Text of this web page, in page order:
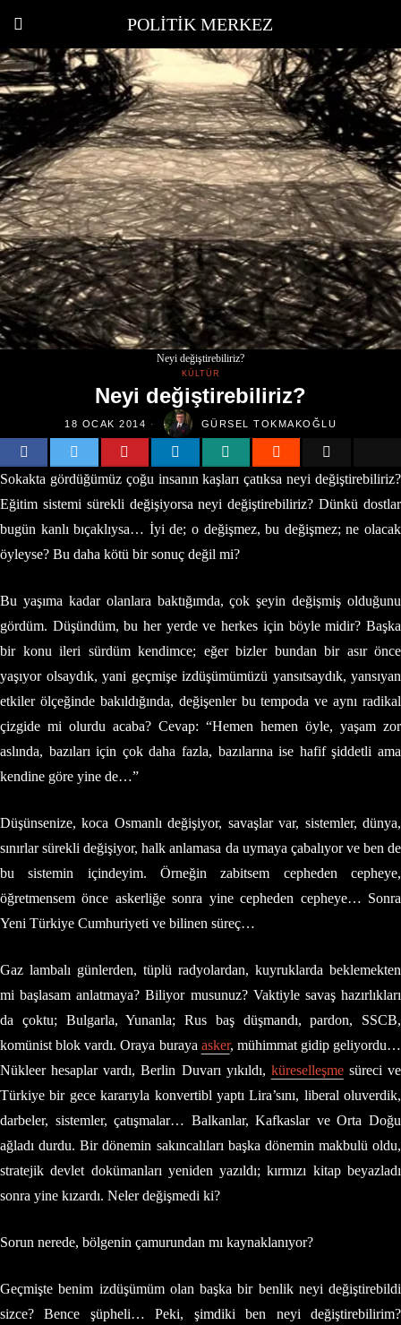
POLITIK MERKEZ
Neyi değiştirebiliriz?
KÜLTÜR
Neyi değiştirebiliriz?
18 OCAK 2014 GÜRSEL TOKMAKOĞLU
Sokakta gördüğümüz çoğu insanın kaşları çatıksa neyi değiştirebiliriz?
Eğitim sistemi sürekli değişiyorsa neyi değiştirebiliriz? Dünkü dostlar
bugün kanlı bıçaklıysa… İyi de; o değişmez, bu değişmez; ne olacak
öyleyse? Bu daha kötü bir sonuç değil mi?
Bu yaşıma kadar olanlara baktığımda, çok şeyin değişmiş olduğunu
gördüm. Düşündüm, bu her yerde ve herkes için böyle midir? Başka
bir konu ileri sürdüm kendimce; eğer bizler bundan bir asır önce
yaşıyor olsaydık, yani geçmişe izdüşümümüzü yansıtsaydık, yansıyan
etkiler ölçeğinde bakıldığında, değişenler bu tempoda ve aynı radikal
çizgide mi olurdu acaba? Cevap: “Hemen hemen öyle, yaşam zor
aslında, bazıları için çok daha fazla, bazılarına ise hafif şiddetli ama
kendine göre yine de…”
Düşünsenize, koca Osmanlı değişiyor, savaşlar var, sistemler, dünya,
sınırlar sürekli değişiyor, halk anlamasa da uymaya çabalıyor ve ben de
bu sistemin içindeyim. Örneğin zabitsem cepheden cepheye,
öğretmensem önce askerliğe sonra yine cepheden cepheye… Sonra
Yeni Türkiye Cumhuriyeti ve bilinen süreç…
Gaz lambalı günlerden, tüplü radyolardan, kuyruklarda beklemekten
mi başlasam anlatmaya? Biliyor musunuz? Vaktiyle savaş hazırlıkları
da çoktu; Bulgarla, Yunanla; Rus baş düşmandı, pardon, SSCB,
komünist blok vardı. Oraya buraya asker, mühimmat gidip geliyordu…
Nükleer hesaplar vardı, Berlin Duvarı yıkıldı, küreselleşmesüreci ve
Türkiye bir gece kararıyla konvertibl yaptı Lira’sını, liberal oluverdik,
darbeler, sistemler, çatışmalar… Balkanlar, Kafkaslar ve Orta Doğu
ağladı durdu. Bir dönemin sakıncalıları başka dönemin makbulü oldu,
stratejik devlet dokümanları yeniden yazıldı; kırmızı kitap beyazladı
sonra yine kızardı. Neler değişmedi ki?
Sorun nerede, bölgenin çamurundan mı kaynaklanıyor?
Geçmişte benim izdüşümüm olan başka bir benlik neyi değiştirebildi
sizce? Bence şüpheli… Peki, şimdiki ben neyi değiştirebilirim?